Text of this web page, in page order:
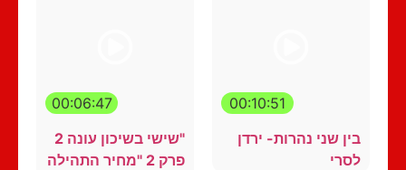
00:10:51
בין שני נהרות- ירדן
לסרי
00:06:47
"שישי בשיכון עונה 2
פרק 2 "מחיר התהילה